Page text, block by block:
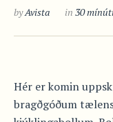
byAvista in 30
Hér er komin
bragðgóðum